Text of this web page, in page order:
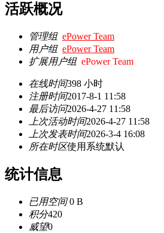
活跃概况
管理组 ePower Team
用户组 ePower Team
扩展用户组 ePower Team
在线时间398 小时
注册时间2017-8-1 11:58
最后访问2026-4-27 11:58
上次活动时间2026-4-27 11:58
上次发表时间2026-3-4 16:08
所在时区使用系统默认
统计信息
已用空间0 B
积分420
威望0